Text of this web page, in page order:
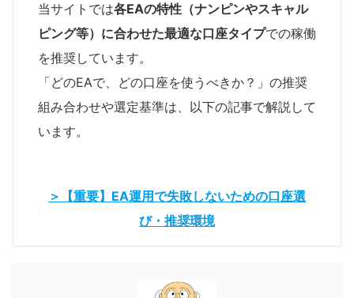
当サイトでは各EAの特性（ナンピンやスキャル
ピング等）に合わせた最適な口座タイプでの稼働
を推奨しています。
「どのEAで、どの口座を使うべきか？」の推奨
組み合わせや選定基準は、以下の記事で解説して
います。
＞【重要】EA運用で失敗しないための口座選
び・推奨環境